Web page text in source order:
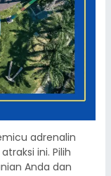
adrenalin
ini. Pilih
Anda dan